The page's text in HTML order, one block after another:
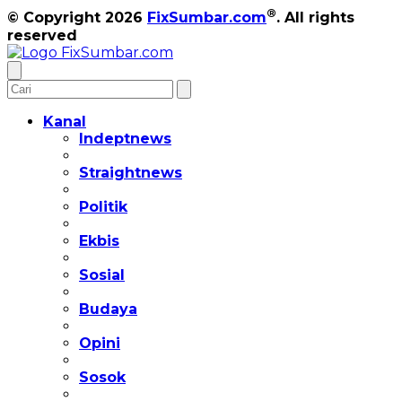
© Copyright 2026 FixSumbar.com®. All rights
reserved
Kanal
Indeptnews
Straightnews
Politik
Ekbis
Sosial
Budaya
Opini
Sosok